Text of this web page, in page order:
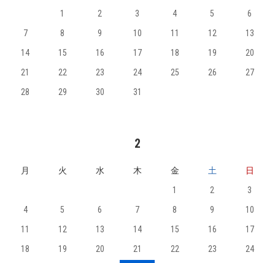
1
2 3 4 5
6
7
8 9 10 11 12
13
14
15 16 17 18 19
20
21
22 23 24 25 26
27
28
29 30 31
2
月 火 水 木 金 土
日
1
2
3
4
5 6 7 8 9
10
11
12 13 14 15 16
17
18
19 20 21 22 23
24